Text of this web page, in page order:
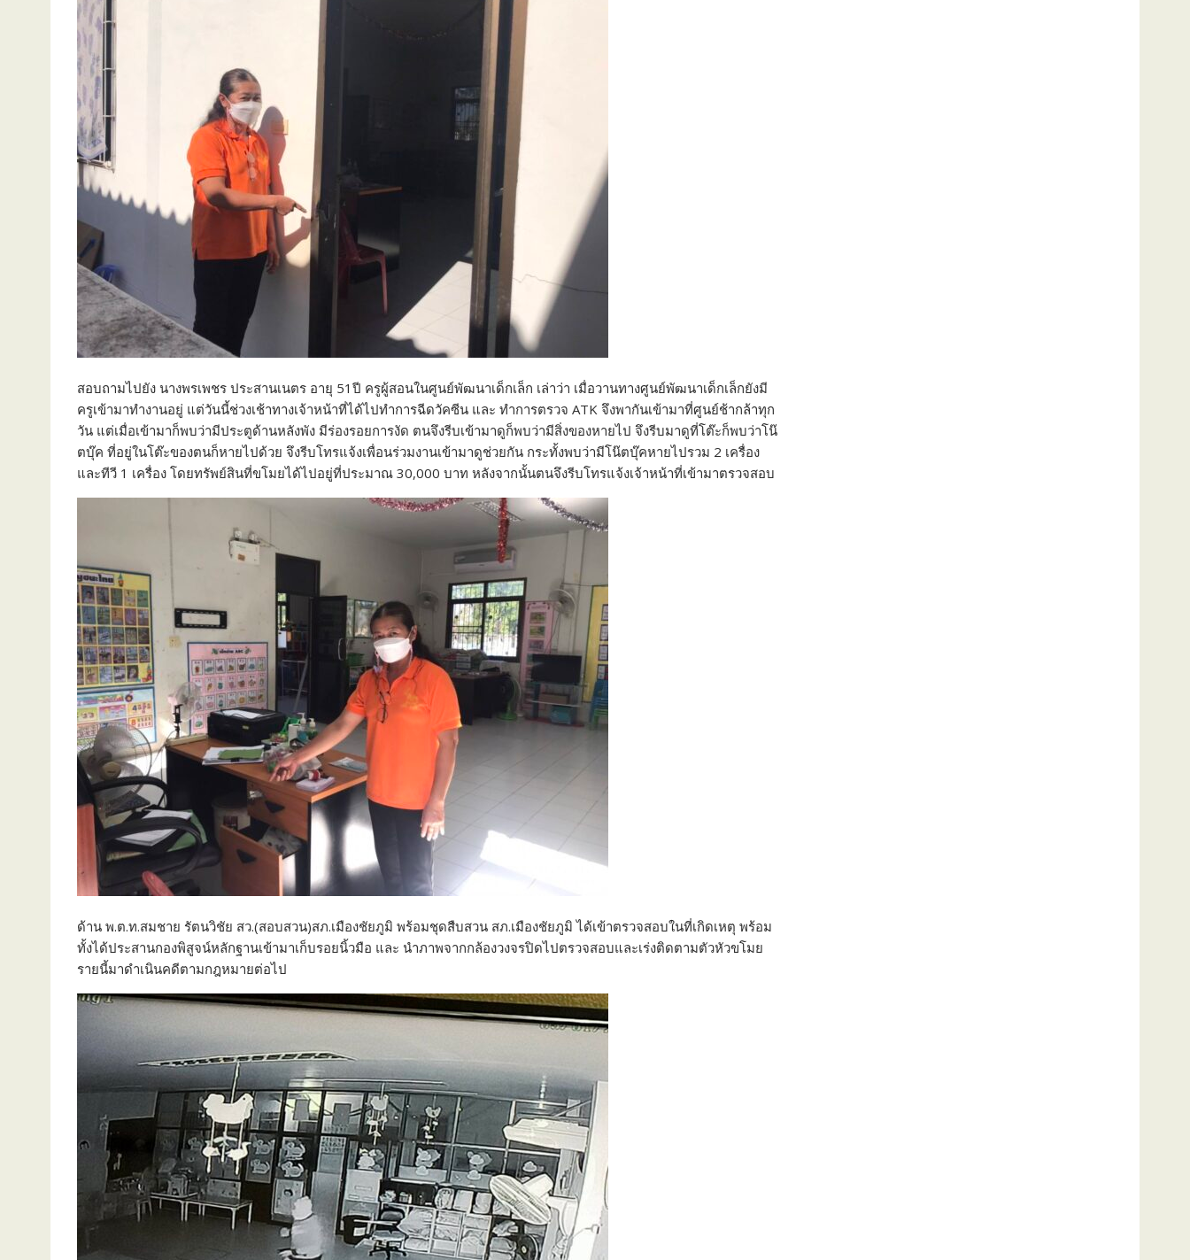
สอบถามไปยัง นางพรเพชร ประสานเนตร อายุ 51ปี ครูผู้สอนในศูนย์พัฒนาเด็กเล็ก เล่าว่า เมื่อวานทางศูนย์พัฒนาเด็กเล็กยังมี
ครูเข้ามาทำงานอยู่ แต่วันนี้ช่วงเช้าทางเจ้าหน้าที่ได้ไปทำการฉีดวัคซีน และ ทำการตรวจ ATK จึงพากันเข้ามาที่ศูนย์ช้ากล้าทุก
วัน แต่เมื่อเข้ามาก็พบว่ามีประตูด้านหลังพัง มีร่องรอยการงัด ตนจึงรีบเข้ามาดูก็พบว่ามีสิ่งของหายไป จึงรีบมาดูที่โต๊ะก็พบว่าโน๊
ตบุ๊ค ที่อยู่ในโต๊ะของตนก็หายไปด้วย จึงรีบโทรแจ้งเพื่อนร่วมงานเข้ามาดูช่วยกัน กระทั้งพบว่ามีโน๊ตบุ๊คหายไปรวม 2 เครื่อง
และทีวี 1 เครื่อง โดยทรัพย์สินที่ขโมยได้ไปอยู่ที่ประมาณ 30,000 บาท หลังจากนั้นตนจึงรีบโทรแจ้งเจ้าหน้าที่เข้ามาตรวจสอบ
ด้าน พ.ต.ท.สมชาย รัตนวิชัย สว.(สอบสวน)สภ.เมืองชัยภูมิ พร้อมชุดสืบสวน สภ.เมืองชัยภูมิ ได้เข้าตรวจสอบในที่เกิดเหตุ พร้อม
ทั้งได้ประสานกองพิสูจน์หลักฐานเข้ามาเก็บรอยนิ้วมือ และ นำภาพจากกล้องวงจรปิดไปตรวจสอบและเร่งติดตามตัวหัวขโมย
รายนี้มาดำเนินคดีตามกฎหมายต่อไป